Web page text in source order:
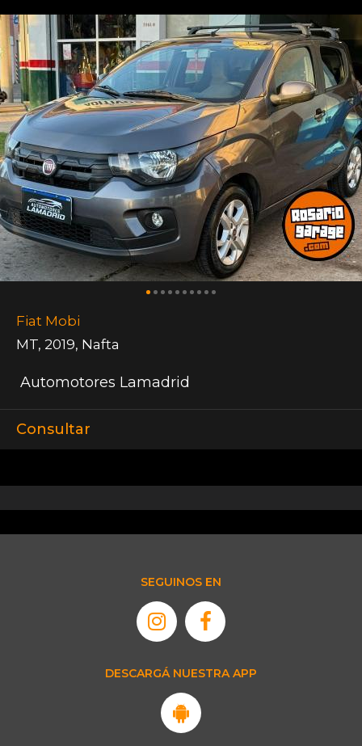
Fiat Mobi
MT, 2019, Nafta
Automotores Lamadrid
Consultar
SEGUINOS EN
DESCARGÁ NUESTRA APP